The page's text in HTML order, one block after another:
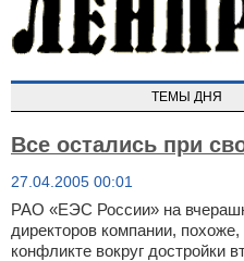
ТЕМЫ ДНЯ
Все остались при
27.04.2005 00:01
РАО «ЕЭС России» на
директоров компании,
конфликте вокруг достройки